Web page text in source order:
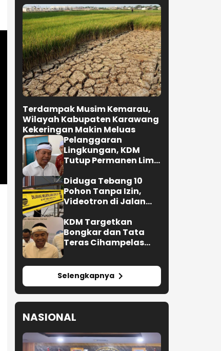
Terdampak Musim Kemarau,
Wilayah Kabupaten Karawang
Kekeringan Makin Meluas
Pelanggaran
Lingkungan, KDM
Tutup Permanen Lima
di Cipatat
Diduga Tebang 10
Pohon Tanpa Izin,
Videotron di Jalan
Bandung Disegel
KDM Targetkan
Bongkar dan Tata
Teras Cihampelas
Selengkapnya
NASIONAL